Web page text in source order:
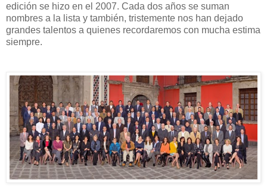
edición se hizo en el 2007. Cada dos años se suman
nombres a la lista y también, tristemente nos han dejado
grandes talentos a quienes recordaremos con mucha estima
siempre.